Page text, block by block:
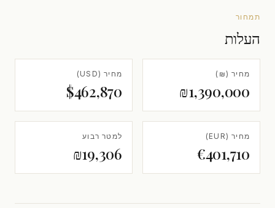
תמחור
העלות
מחיר (₪)
₪1,390,000
מחיר (USD)
$462,870
מחיר (EUR)
€401,710
למטר רבוע
₪19,306